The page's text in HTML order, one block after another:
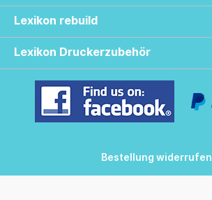
Lexikon rebuild
Lexikon Druckerzubehör
Bestellung widerrufen